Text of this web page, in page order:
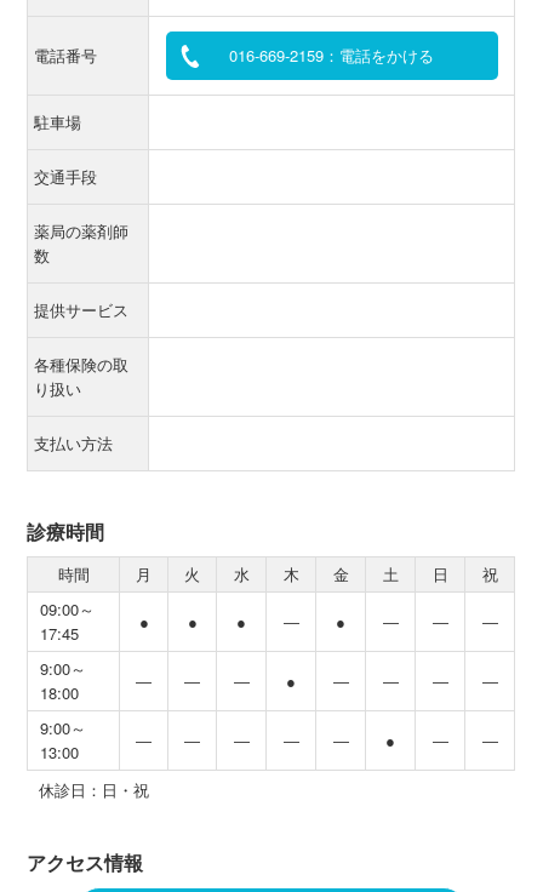
電話番号 016-669-2159：電話をかける
駐車場
交通手段
薬局の薬剤師
数
提供サービス
各種保険の取
り扱い
支払い方法
診療時間
時間 月 火 水 木 金 土 日
祝
09:00～
17:45
● ● ● ― ● ― ― ―
9:00～
18:00
― ― ― ● ― ― ― ―
9:00～
13:00
― ― ― ― ― ● ― ―
休診日：日・祝
アクセス情報